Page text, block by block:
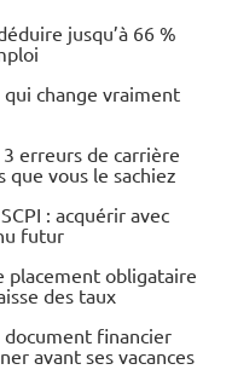
jusqu’à 66 %
change vraiment
erreurs de carrière
vous le sachiez
: acquérir avec
futur
placement obligataire
des taux
financier
avant ses vacances